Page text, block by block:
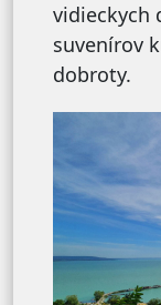
vidieckych
suvenírov
dobroty.